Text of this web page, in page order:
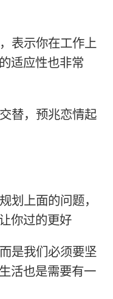
表示你在工作上
适应性也非常
替，预兆恋情起
划上面的问题，
你过的更好
是我们必须要坚
活也是需要有一